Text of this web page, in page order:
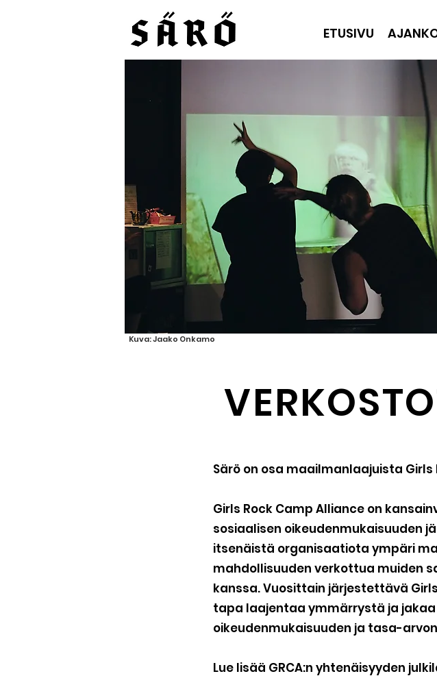
ETUSIVU
Kuva: Jaako Onkamo
Särö on osa maailmanlaajuista Girls
Girls Rock Camp Alliance on
sosiaalisen oikeudenmukaisuuden
itsenäistä organisaatiota ympäri
mahdollisuuden verkottua muiden
kanssa. Vuosittain järjestettävä
tapa laajentaa ymmärrystä ja
oikeudenmukaisuuden ja tasa-
Lue lisää GRCA:n yhtenäisyyden